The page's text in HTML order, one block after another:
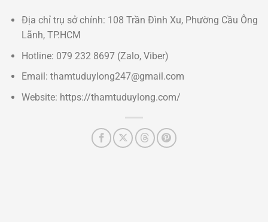
Địa chỉ trụ sở chính: 108 Trần Đình Xu, Phường Cầu Ông
Lãnh, TP.HCM
Hotline: 079 232 8697 (Zalo, Viber)
Email: thamtuduylong247@gmail.com
Website: https://thamtuduylong.com/